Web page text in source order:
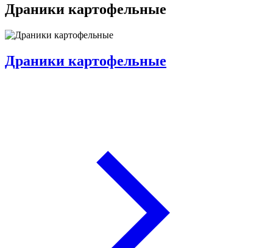
Драники картофельные
Драники картофельные